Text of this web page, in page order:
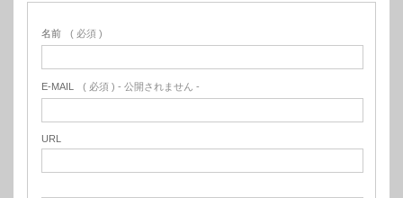
名前 ( 必須 )
E-MAIL ( 必須 ) - 公開されません -
URL